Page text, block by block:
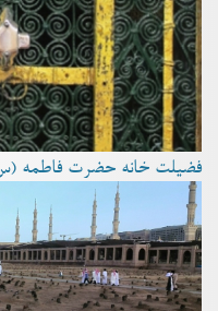
فضیلت خانه حضرت فاطمه